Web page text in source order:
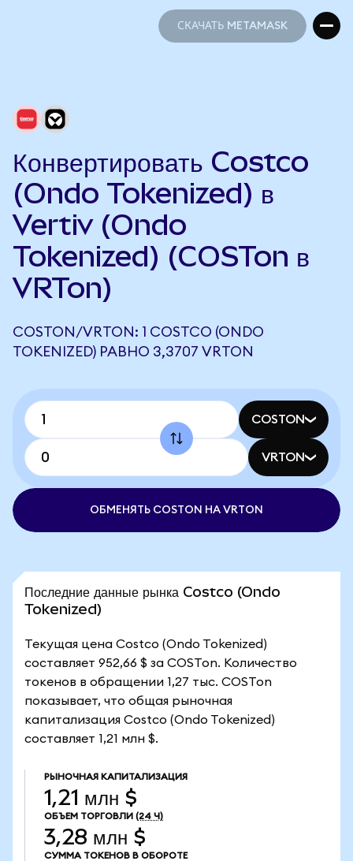
СКАЧАТЬ METAMASK
Конвертировать Costco
(Ondo Tokenized) в
Vertiv (Ondo
Tokenized) (COSTon в
VRTon)
COSTON/VRTON: 1 COSTCO (ONDO
TOKENIZED) РАВНО 3,3707 VRTON
COSTON
VRTON
ОБМЕНЯТЬ COSTON НА VRTON
Последние данные рынка Costco (Ondo
Tokenized)
Текущая цена Costco (Ondo Tokenized)
составляет 952,66 $ за COSTon. Количество
токенов в обращении 1,27 тыс. COSTon
показывает, что общая рыночная
капитализация Costco (Ondo Tokenized)
составляет 1,21 млн $.
РЫНОЧНАЯ КАПИТАЛИЗАЦИЯ
1,21 млн $
ОБЪЕМ ТОРГОВЛИ (24 Ч)
3,28 млн $
СУММА ТОКЕНОВ В ОБОРОТЕ